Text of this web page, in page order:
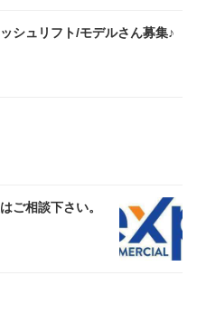
シュリフト/モデルさん募集♪
ご相談下さい。